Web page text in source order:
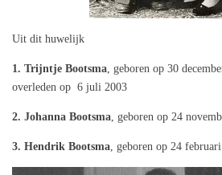
Uit dit huwelijk
1. Trijntje Bootsma, geboren op 30
overleden op 6 juli 2003
2. Johanna Bootsma, geboren op 24
3. Hendrik Bootsma, geboren op 24